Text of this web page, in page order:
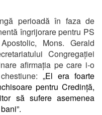
perioadă în faza de
îngrijorare pentru PS
Mons. Gerald
Congregației
afirmația pe care i-o
„El era foarte
pentru Credință,
să sufere asemenea